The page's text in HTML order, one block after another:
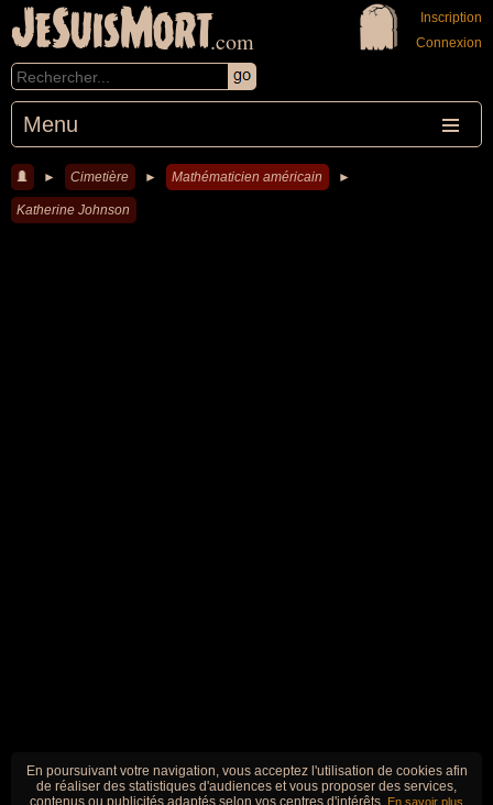
JeSuisMort.com
Menu
Inscription
Connexion
► Cimetière ► Mathématicien américain ►
Katherine Johnson
En poursuivant votre navigation, vous acceptez l'utilisation de cookies afin
de réaliser des statistiques d'audiences et vous proposer des services,
contenus ou publicités adaptés selon vos centres d'intérêts. En savoir plus